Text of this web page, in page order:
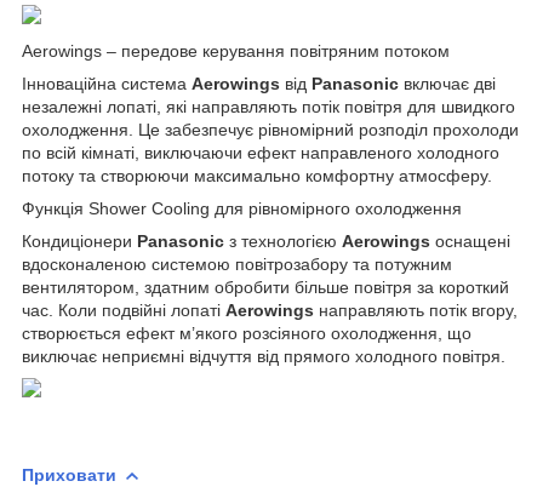
Aerowings – передове керування повітряним потоком
Інноваційна система Aerowings від Panasonic включає дві
незалежні лопаті, які направляють потік повітря для швидкого
охолодження. Це забезпечує рівномірний розподіл прохолоди
по всій кімнаті, виключаючи ефект направленого холодного
потоку та створюючи максимально комфортну атмосферу.
Функція Shower Cooling для рівномірного охолодження
Кондиціонери Panasonic з технологією Aerowings оснащені
вдосконаленою системою повітрозабору та потужним
вентилятором, здатним обробити більше повітря за короткий
час. Коли подвійні лопаті Aerowings направляють потік вгору,
створюється ефект м’якого розсіяного охолодження, що
виключає неприємні відчуття від прямого холодного повітря.
Приховати